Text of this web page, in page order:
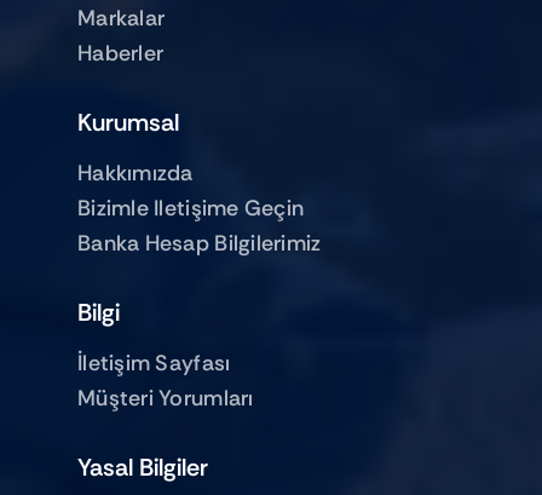
Markalar
Haberler
Kurumsal
Hakkımızda
Bizimle Iletişime Geçin
Banka Hesap Bilgilerimiz
Bilgi
İletişim Sayfası
Müşteri Yorumları
Yasal Bilgiler